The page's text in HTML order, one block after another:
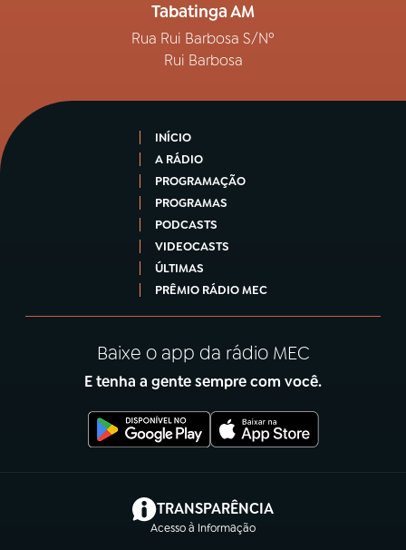
Tabatinga AM
Rua Rui Barbosa S/Nº
Rui Barbosa
INÍCIO
A RÁDIO
PROGRAMAÇÃO
PROGRAMAS
PODCASTS
VIDEOCASTS
ÚLTIMAS
PRÊMIO RÁDIO MEC
Baixe o app da rádio MEC
E tenha a gente sempre com você.
TRANSPARÊNCIA
Acesso à Informação
(abre em nova aba)